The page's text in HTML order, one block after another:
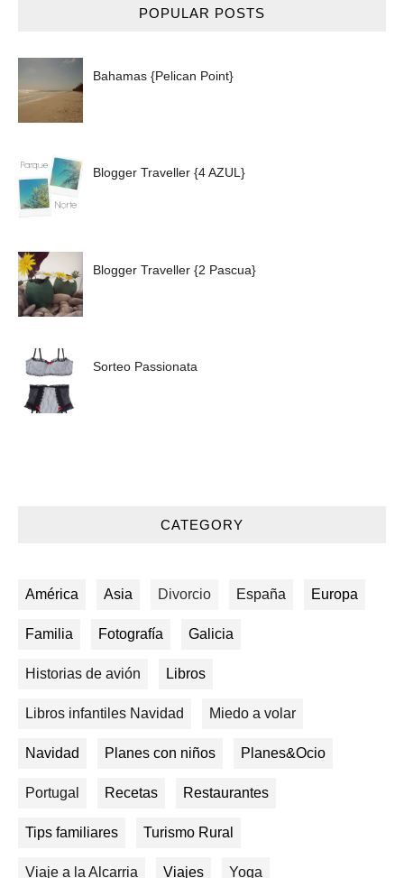
POPULAR POSTS
Bahamas {Pelican Point}
Blogger Traveller {4 AZUL}
Blogger Traveller {2 Pascua}
Sorteo Passionata
CATEGORY
América Asia Divorcio España Europa
Familia Fotografía Galicia
Historias de avión Libros
Libros infantiles Navidad Miedo a volar
Navidad Planes con niños Planes&Ocio
Portugal Recetas Restaurantes
Tips familiares Turismo Rural
Viaje a la Alcarria Viajes Yoga